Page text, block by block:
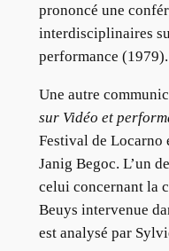
prononcé une
interdisciplinaires
performance (1979).
Une autre
sur Vidéo et
Festival de Locarno
Janig Begoc. L’un
celui concernant la
Beuys intervenue
est analysé par